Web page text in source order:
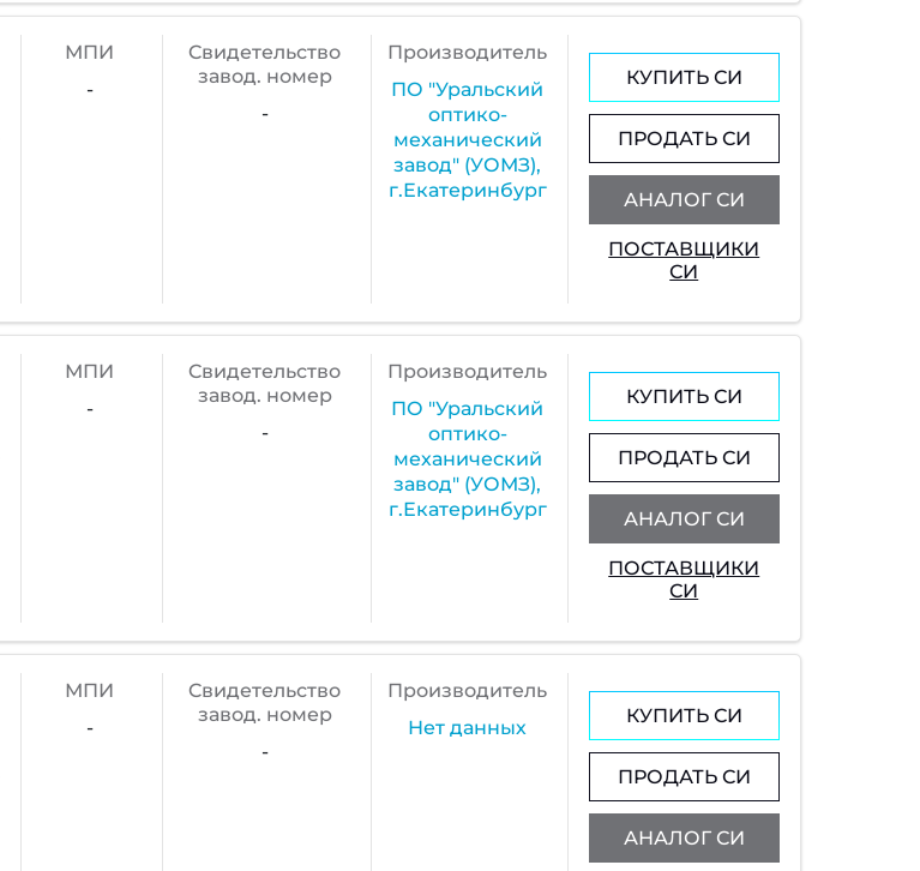
МПИ
-
Cвидетельство
завод. номер
-
Производитель
ПО "Уральский
оптико-
механический
завод" (УОМЗ),
г.Екатеринбург
КУПИТЬ СИ
ПРОДАТЬ СИ
АНАЛОГ СИ
ПОСТАВЩИКИ
СИ
МПИ
-
Cвидетельство
завод. номер
-
Производитель
ПО "Уральский
оптико-
механический
завод" (УОМЗ),
г.Екатеринбург
КУПИТЬ СИ
ПРОДАТЬ СИ
АНАЛОГ СИ
ПОСТАВЩИКИ
СИ
МПИ
-
Cвидетельство
завод. номер
-
Производитель
Нет данных
КУПИТЬ СИ
ПРОДАТЬ СИ
АНАЛОГ СИ